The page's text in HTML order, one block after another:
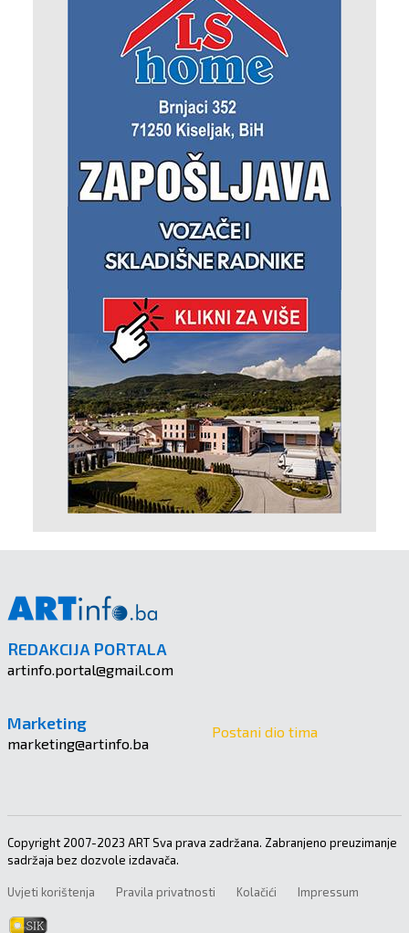
REDAKCIJA PORTALA
artinfo.portal@gmail.com
Marketing
marketing@artinfo.ba
Postani dio tima
Copyright 2007-2023 ART Sva prava zadržana. Zabranjeno preuzimanje
sadržaja bez dozvole izdavača.
Uvjeti korištenja Pravila privatnosti Kolačići Impressum